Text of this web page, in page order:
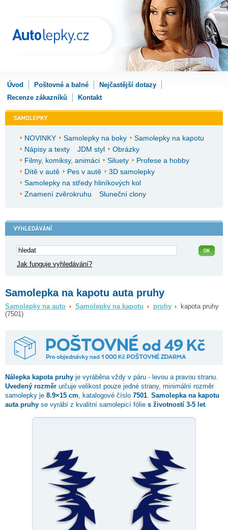
Úvod Poštovné a balné
Nejčastější dotazy
Recenze zákazníků
Kontakt
NOVINKY Samolepky na boky
Samolepky na kapotu
Nápisy a texty
JDM styl
Obrázky
Filmy, komiksy, animáci
Siluety
Profese a hobby
Dítě v autě
Pes v autě
3D samolepky
Samolepky na středy hliníkových kol
Znamení zvěrokruhu
Sluneční clony
Jak funguje vyhledávání?
Samolepka na kapotu auta pruhy
Samolepky na auto Samolepky na kapotu pruhy
kapota pruhy
(7501)
Nálepka kapota pruhy je vyráběna vždy v páru - levou a pravou stranu.
Uvedený rozměr určuje velikost pouze jedné strany, minimální rozměr
samolepky je 8.9×15 cm , katalogové číslo 7501 Samolepka na kapotu
auta pruhy se vyrábí z kvalitní samolepicí fólie s životností 3-5 let.